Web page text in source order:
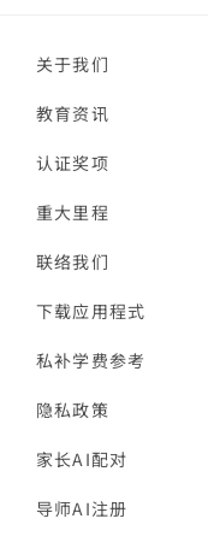
关于我们
教育资讯
认证奖项
重大里程
联络我们
下载应用程式
私补学费参考
隐私政策
家长AI配对
导师AI注册